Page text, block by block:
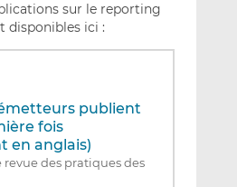
sur le reporting
disponibles ici :
émetteurs publient
fois
en anglais)
revue des pratiques des